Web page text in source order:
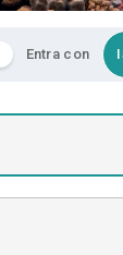
Entra con